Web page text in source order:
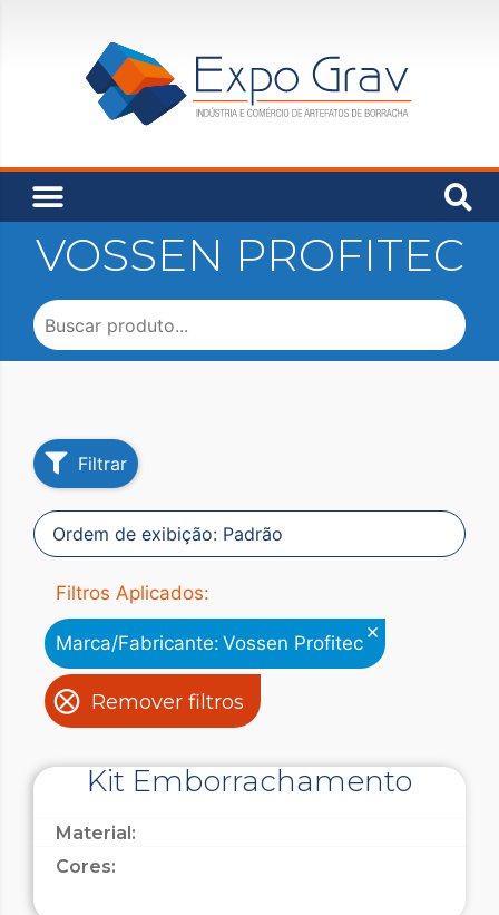
VOSSEN PROFITEC
Filtrar
Filtros Aplicados:
Marca/Fabricante: Vossen Profitec ×
Remover filtros
Kit Emborrachamento
Material:
Cores: